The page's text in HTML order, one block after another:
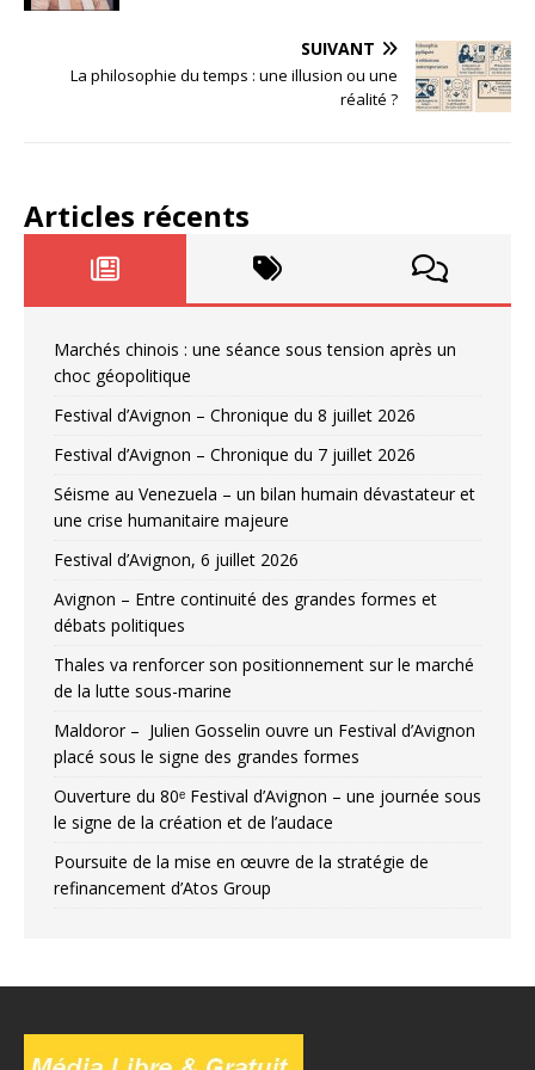
SUIVANT
La philosophie du temps : une illusion ou une
réalité ?
Articles récents
Marchés chinois : une séance sous tension après un
choc géopolitique
Festival d’Avignon – Chronique du 8 juillet 2026
Festival d’Avignon – Chronique du 7 juillet 2026
Séisme au Venezuela – un bilan humain dévastateur et
une crise humanitaire majeure
Festival d’Avignon, 6 juillet 2026
Avignon – Entre continuité des grandes formes et
débats politiques
Thales va renforcer son positionnement sur le marché
de la lutte sous-marine
Maldoror – Julien Gosselin ouvre un Festival d’Avignon
placé sous le signe des grandes formes
Ouverture du 80ᵉ Festival d’Avignon – une journée sous
le signe de la création et de l’audace
Poursuite de la mise en œuvre de la stratégie de
refinancement d’Atos Group